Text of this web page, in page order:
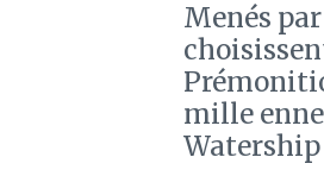
Menés
mille